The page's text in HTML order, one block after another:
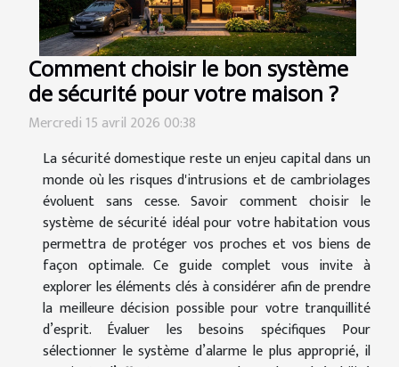
Comment choisir le bon système
de sécurité pour votre maison ?
Mercredi 15 avril 2026 00:38
La sécurité domestique reste un enjeu capital dans un
monde où les risques d'intrusions et de cambriolages
évoluent sans cesse. Savoir comment choisir le
système de sécurité idéal pour votre habitation vous
permettra de protéger vos proches et vos biens de
façon optimale. Ce guide complet vous invite à
explorer les éléments clés à considérer afin de prendre
la meilleure décision possible pour votre tranquillité
d’esprit. Évaluer les besoins spécifiques Pour
sélectionner le système d’alarme le plus approprié, il